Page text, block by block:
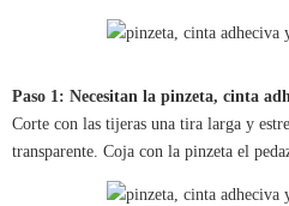
Paso 1: Necesitan la pinzeta, cinta
Corte con las tijeras una tira larga y
transparente. Coja con la pinzeta el